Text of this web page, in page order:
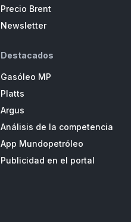
Precio Brent
Newsletter
Destacados
Gasóleo MP
Platts
Argus
Análisis de la competencia
App Mundopetróleo
Publicidad en el portal